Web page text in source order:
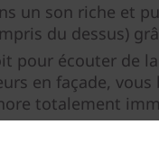
un son riche et
du dessus)
pour écouter de
en façade, vous
totalement